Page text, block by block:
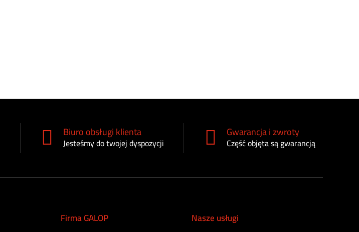
Biuro obsługi klienta
Jesteśmy do twojej dyspozycji
Gwarancja i zwroty
Część objęta są gwarancją
Firma GALOP Nasze usługi